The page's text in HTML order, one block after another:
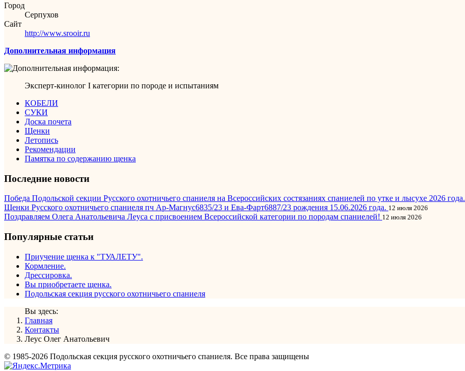
Город
Серпухов
Сайт
http://www.srooir.ru
Дополнительная информация
Эксперт-кинолог I категории по породе и испытаниям
КОБЕЛИ
СУКИ
Доска почета
Щенки
Летопись
Рекомендации
Памятка по содержанию щенка
Последние новости
Победа Подольской секции Русского охотничьего спаниеля на Всероссийских состязаниях спаниелей по утке и лысухе 2026 года.
Щенки Русского охотничьего спаниеля пч Ар-Магнус6835/23 и Ева-Фарт6887/23 рождения 15.06.2026 года. 12 июля 2026
Поздравляем Олега Анатольевича Леуса с присвоением Всероссийской категории по породам спаниелей! 12 июля 2026
Популярные статьи
Приучение щенка к "ТУАЛЕТУ".
Кормление.
Дрессировка.
Вы приобретаете щенка.
Подольская секция русского охотничьего спаниеля
Вы здесь:
Главная
Контакты
Леус Олег Анатольевич
© 1985-2026 Подольская секция русского охотничьего спаниеля. Все права защищены